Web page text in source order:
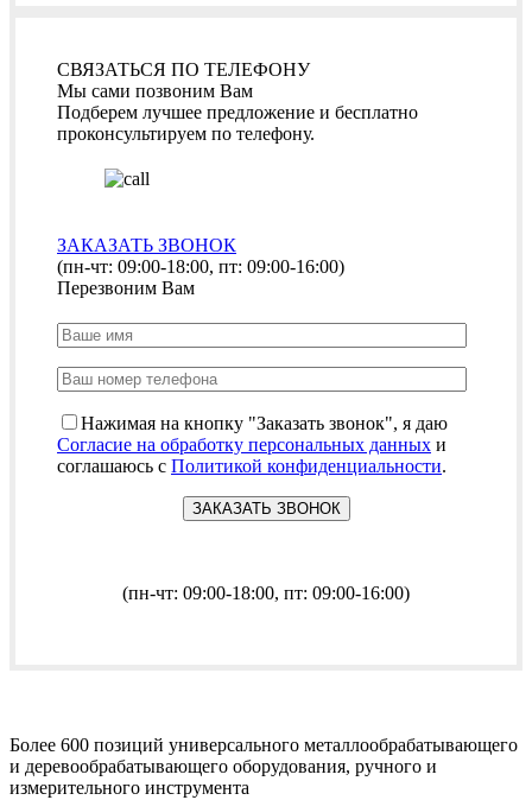
СВЯЗАТЬСЯ ПО ТЕЛЕФОНУ
Мы сами позвоним Вам
Подберем лучшее предложение и бесплатно
проконсультируем по телефону.
ЗАКАЗАТЬ ЗВОНОК
(пн-чт: 09:00-18:00, пт: 09:00-16:00)
Перезвоним Вам
Нажимая на кнопку "Заказать звонок", я даю
Согласие на обработку персональных данных и
соглашаюсь с Политикой конфиденциальности.
(пн-чт: 09:00-18:00, пт: 09:00-16:00)
Более 600 позиций универсального металлообрабатывающего
и деревообрабатывающего оборудования, ручного и
измерительного инструмента